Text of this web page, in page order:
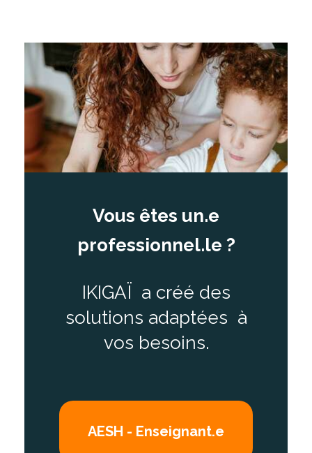
Vous êtes un.e
professionnel.le ?
IKIGAÏ a créé des
solutions adaptées à
vos besoins.
AESH - Enseignant.e